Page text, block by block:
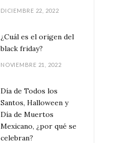
DICIEMBRE 22, 2022
¿Cuál es el origen del
black friday?
NOVIEMBRE 21, 2022
Día de Todos los
Santos, Halloween y
Día de Muertos
Mexicano, ¿por qué se
celebran?